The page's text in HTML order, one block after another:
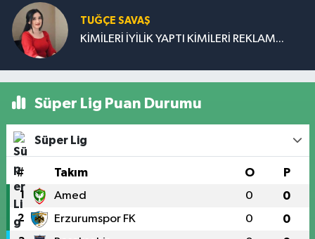
TUĞÇE SAVAŞ
KİMİLERİ İYİLİK YAPTI KİMİLERİ REKLAM...
Süper Lig Puan Durumu
Süper Lig
# Takım O P
1 Amed 0 0
2 Erzurumspor FK 0 0